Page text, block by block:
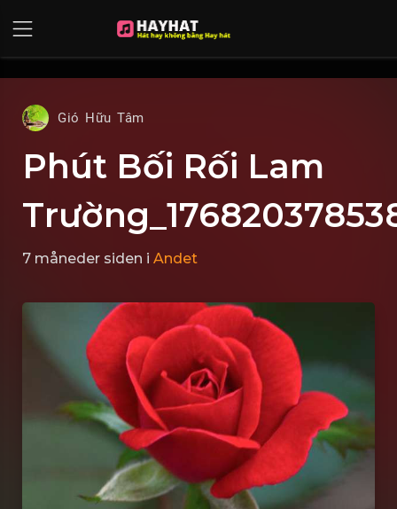
Gió Hữu Tâm
Phút Bối Rối Lam
7 måneder siden i Andet